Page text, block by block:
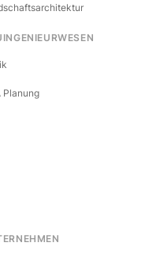
Planung